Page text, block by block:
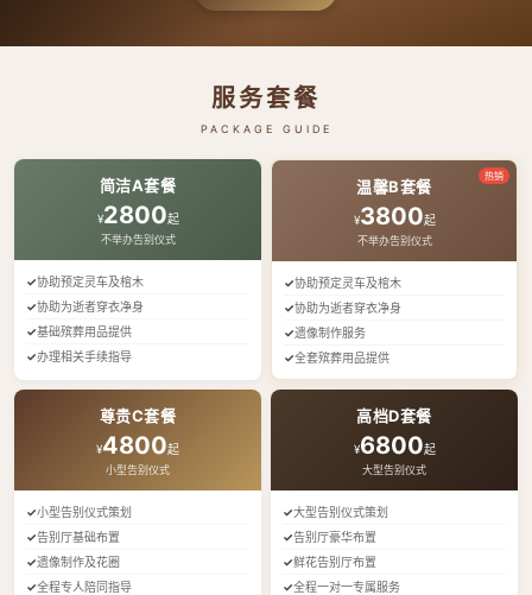
服务套餐
PACKAGE GUIDE
简洁A套餐
¥2800起
不举办告别仪式
协助预定灵车及棺木
协助为逝者穿衣净身
基础殡葬用品提供
办理相关手续指导
热销
温馨B套餐
¥3800起
不举办告别仪式
协助预定灵车及棺木
协助为逝者穿衣净身
遗像制作服务
全套殡葬用品提供
尊贵C套餐
¥4800起
小型告别仪式
小型告别仪式策划
告别厅基础布置
遗像制作及花圈
全程专人陪同指导
高档D套餐
¥6800起
大型告别仪式
大型告别仪式策划
告别厅豪华布置
鲜花告别厅布置
全程一对一专属服务